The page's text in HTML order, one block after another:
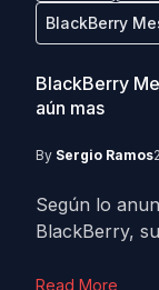
BlackBerry
BlackBerry
aún mas
By Sergio Ramos
Según lo
BlackBerry,
Read More